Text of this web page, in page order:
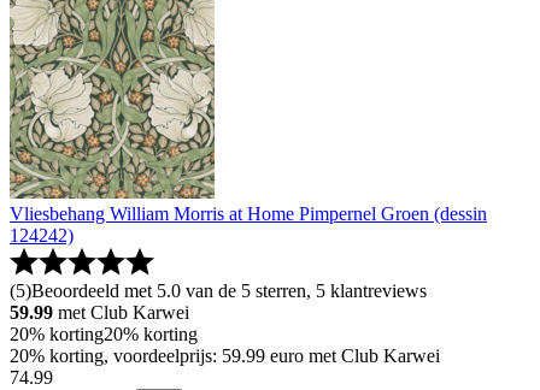
Vliesbehang William Morris at Home Pimpernel Groen (dessin
124242)
(5)Beoordeeld met 5.0 van de 5 sterren, 5 klantreviews
59.99 met Club Karwei
20% korting20% korting
20% korting, voordeelprijs: 59.99 euro met Club Karwei
74.99